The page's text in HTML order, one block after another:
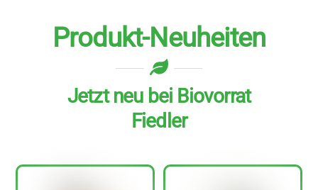
Produkt-Neuheiten
Jetzt neu bei Biovorrat
Fiedler